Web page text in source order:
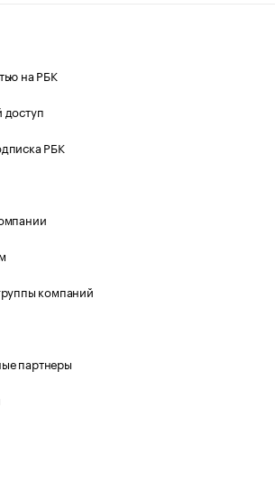
на РБК
доступ
РБК
компаний
партнеры